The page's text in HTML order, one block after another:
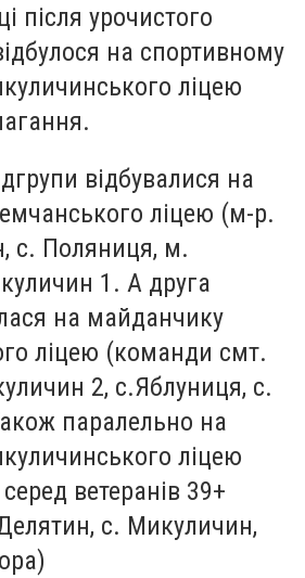
після урочистого
на спортивному
ліцею
відбувалися на
ліцею (м-р.
с. Поляниця, м.
1. А друга
на майданчику
ліцею (команди смт.
2, с.Яблуниця, с.
паралельно на
ліцею
ветеранів 39+
с. Микуличин,